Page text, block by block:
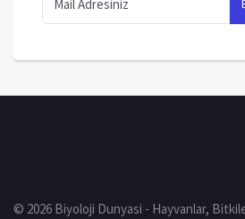
© 2026 Biyoloji Dunyasi - Hayvanlar,